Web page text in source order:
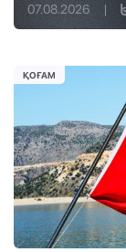
07.08.2026 |
ҚОҒАМ